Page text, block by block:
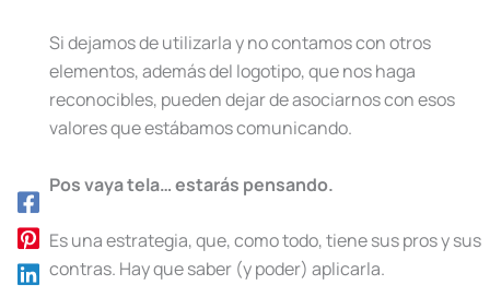
Si dejamos de utilizarla y no contamos con otros
elementos, además del logotipo, que nos haga
reconocibles, pueden dejar de asociarnos con esos
valores que estábamos comunicando.
Pos vaya tela… estarás pensando.
Es una estrategia, que, como todo, tiene sus pros y sus
contras. Hay que saber (y poder) aplicarla.